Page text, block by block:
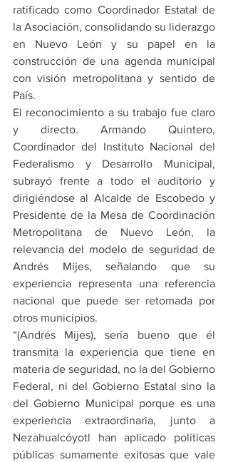
ratificado como Coordinador Estatal de
la Asociación, consolidando su liderazgo
en Nuevo León y su papel en la
construcción de una agenda municipal
con visión metropolitana y sentido de
País.
El reconocimiento a su trabajo fue claro
y directo. Armando Quintero,
Coordinador del Instituto Nacional del
Federalismo y Desarrollo Municipal,
subrayó frente a todo el auditorio y
dirigiéndose al Alcalde de Escobedo y
Presidente de la Mesa de Coordinación
Metropolitana de Nuevo León, la
relevancia del modelo de seguridad de
Andrés Mijes, señalando que su
experiencia representa una referencia
nacional que puede ser retomada por
otros municipios.
“(Andrés Mijes), sería bueno que él
transmita la experiencia que tiene en
materia de seguridad, no la del Gobierno
Federal, ni del Gobierno Estatal sino la
del Gobierno Municipal porque es una
experiencia extraordinaria, junto a
Nezahualcóyotl han aplicado políticas
públicas sumamente exitosas que vale